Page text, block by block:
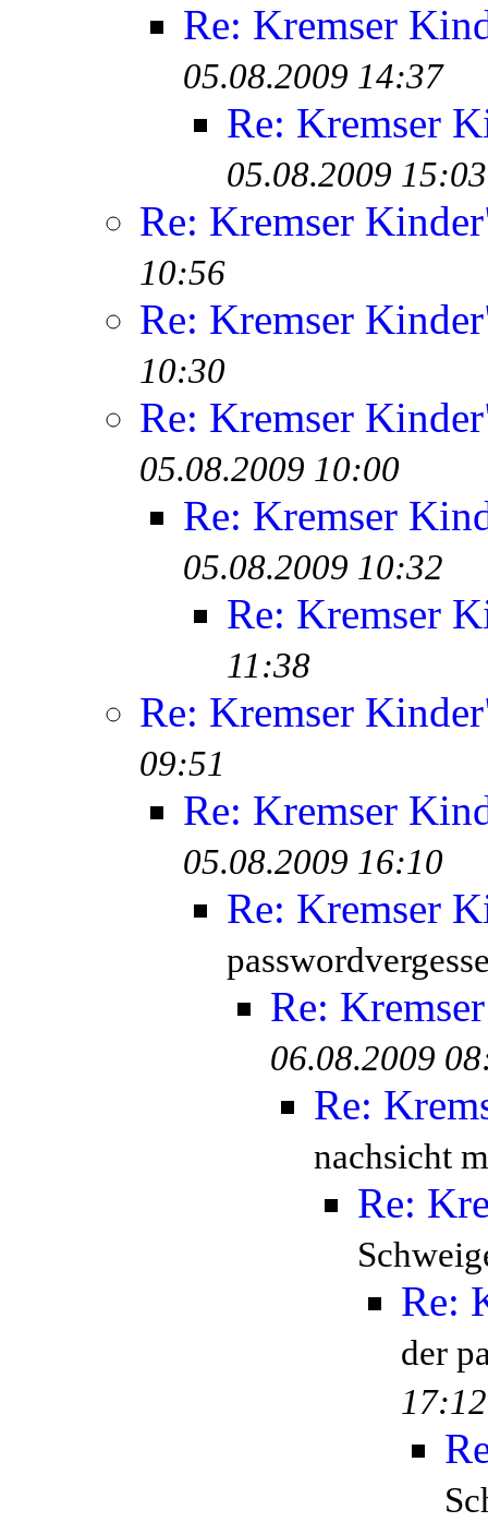
Re: Kremser
05.08.2009 14:37
Re: Kremser
05.08.2009 15:03
Re: Kremser
10:56
Re: Kremser
10:30
Re: Kremser
05.08.2009 10:00
Re: Kremser
05.08.2009 10:32
Re: Kremser
11:38
Re: Kremser
09:51
Re: Kremser
05.08.2009 16:10
Re: Kremser
Re:
06.08.2009
Re:
nachsicht
Re:
Re:
der
17:12